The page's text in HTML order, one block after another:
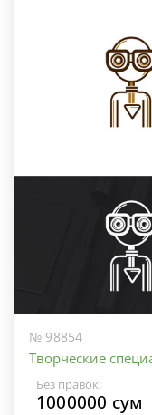
№ 98854
Творческие
Без правок:
1000000 сум